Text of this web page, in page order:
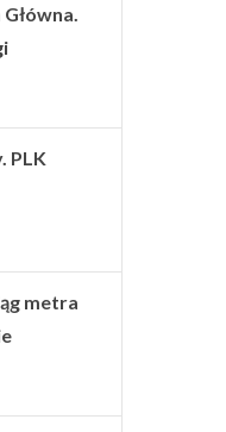
PLK
metra